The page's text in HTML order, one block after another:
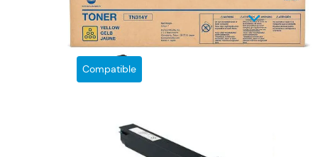
Ce
Compatible